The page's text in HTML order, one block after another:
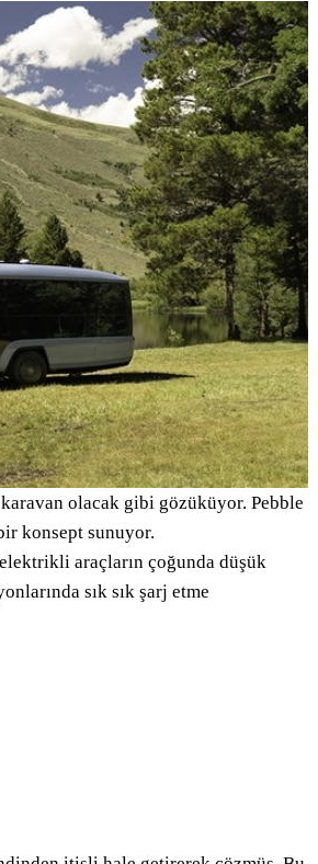
olacak gibi gözüküyor. Pebble
konsept sunuyor.
araçların çoğunda düşük
sık sık şarj etme